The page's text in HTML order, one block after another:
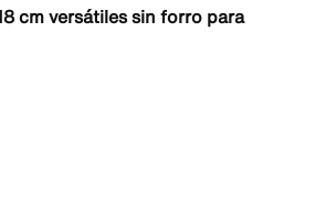
cm versátiles sin forro para